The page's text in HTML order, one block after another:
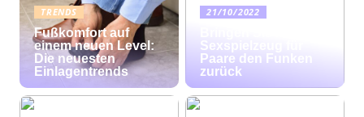
TRENDS
Fußkomfort auf
einem neuen Level:
Die neuesten
Einlagentrends
21/10/2022
Sexspielzeug für
Paare den Funken
zurück